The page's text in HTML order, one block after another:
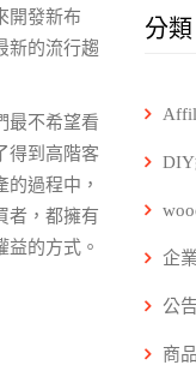
開發新布
新的流行趨
最不希望看
得到高階客
過程中，
者，都擁有
益的方式。
分類
企
公
商